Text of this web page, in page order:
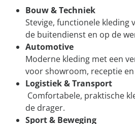
Bouw & Techniek
Stevige, functionele kleding
de buitendienst en op de
Automotive
Moderne kleding met een
voor showroom, receptie
Logistiek & Transport
Comfortabele, praktische
de drager.
Sport & Beweging